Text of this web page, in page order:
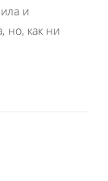
и
но, как ни